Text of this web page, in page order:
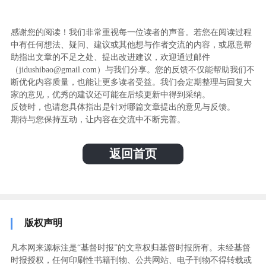
感谢您的阅读！我们非常重视每一位读者的声音。若您在阅读过程
中有任何想法、疑问、建议或其他想与作者交流的内容，或愿意帮
助指出文章的不足之处、提出改进建议，欢迎通过邮件
（jidushibao@gmail.com）与我们分享。您的反馈不仅能帮助我们不
断优化内容质量，也能让更多读者受益。我们会定期整理与回复大
家的意见，优秀的建议还可能在后续更新中得到采纳。
反馈时，也请您具体指出是针对哪篇文章提出的意见与反馈。
期待与您保持互动，让内容在交流中不断完善。
返回首页
版权声明
凡本网来源标注是“基督时报”的文章权归基督时报所有。未经基督
时报授权，任何印刷性书籍刊物、公共网站、电子刊物不得转载或